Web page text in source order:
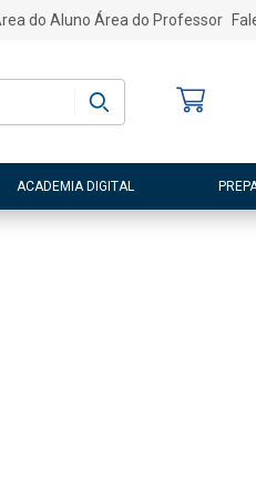
do Aluno Área do Professor
ACADEMIA DIGITAL